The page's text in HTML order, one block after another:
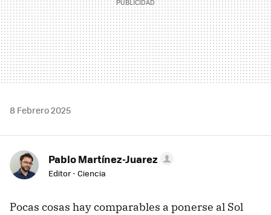
8 Febrero 2025
Pablo Martínez-Juarez
Editor - Ciencia
Pocas cosas hay comparables a ponerse al Sol